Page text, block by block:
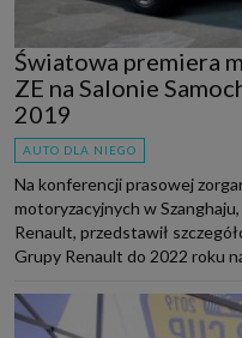
Światowa premiera
ZE na Salonie
2019
AUTO DLA NIEGO
Na konferencji prasowej
motoryzacyjnych w
Renault, przedstawił
Grupy Renault do 2022 roku